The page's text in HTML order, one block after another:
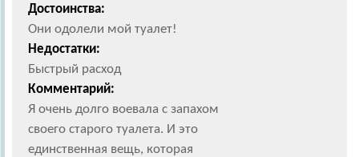
Достоинства:
Они одолели мой туалет!
Недостатки:
Быстрый расход
Комментарий:
Я очень долго воевала с запахом
своего старого туалета. И это
единственная вещь, которая